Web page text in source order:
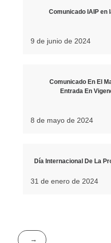
Comunicado IAIP en
9 de junio de 2024
Comunicado En El
Entrada En
8 de mayo de 2024
Día Internacional De La
31 de enero de 2024